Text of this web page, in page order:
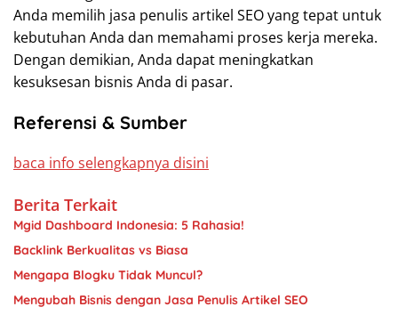
Anda memilih jasa penulis artikel SEO yang tepat untuk
kebutuhan Anda dan memahami proses kerja mereka.
Dengan demikian, Anda dapat meningkatkan
kesuksesan bisnis Anda di pasar.
Referensi & Sumber
baca info selengkapnya disini
Berita Terkait
Mgid Dashboard Indonesia: 5 Rahasia!
Backlink Berkualitas vs Biasa
Mengapa Blogku Tidak Muncul?
Mengubah Bisnis dengan Jasa Penulis Artikel SEO